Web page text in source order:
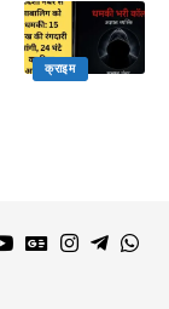
क्राइम